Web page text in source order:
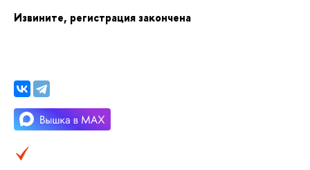
Извините, регистрация закончена